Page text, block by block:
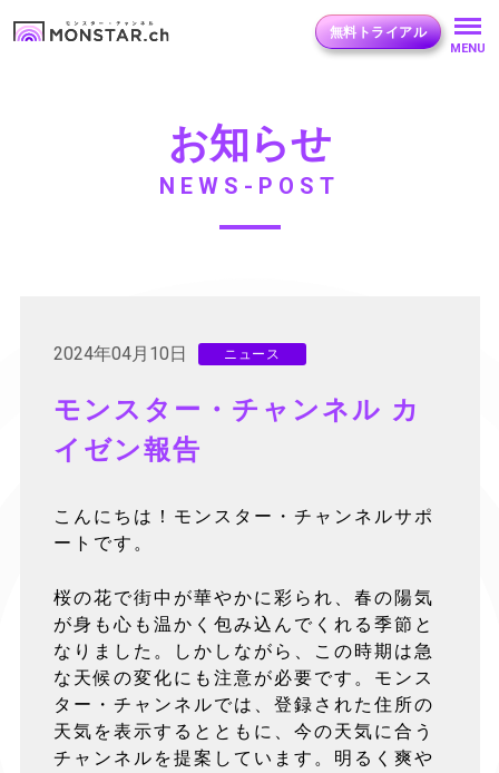
無料トライアル
MENU
お知らせ
NEWS-POST
2024年04月10日 ニュース
モンスター・チャンネル カ
イゼン報告
こんにちは！モンスター・チャンネルサポ
ートです。
桜の花で街中が華やかに彩られ、春の陽気
が身も心も温かく包み込んでくれる季節と
なりました。しかしながら、この時期は急
な天候の変化にも注意が必要です。モンス
ター・チャンネルでは、登録された住所の
天気を表示するとともに、今の天気に合う
チャンネルを提案しています。明るく爽や